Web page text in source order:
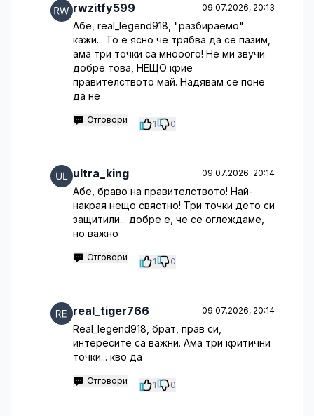
rwzitfy599 09.07.2026, 20:13
Абе, real_legend918, "разбираемо"
кажи... То е ясно че трябва да се пазим,
ама три точки са мнооого! Не ми звучи
добре това, НЕЩО крие
правителството май. Надявам се поне
да не
Отговори 1 0
ultra_king 09.07.2026, 20:14
Абе, браво на правителството! Най-
накрая нещо свястно! Три точки дето си
защитили... добре е, че се оглеждаме,
но важно
Отговори 1 0
real_tiger766 09.07.2026, 20:14
Real_legend918, брат, прав си,
интересите са важни. Ама три критични
точки... кво да
Отговори 1 0